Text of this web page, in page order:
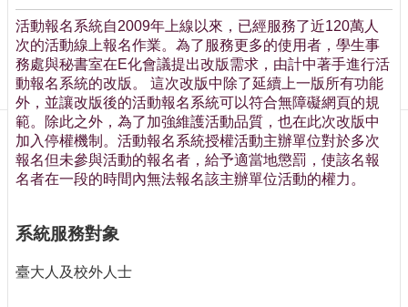
中
首
頁
聯
絡
資
訊
訂
閱/
網
導
活動報名系統自2009年上線以來，已經服務了近120萬人
次的活動線上報名作業。為了服務更多的使用者，學生事
務處與秘書室在E化會議提出改版需求，由計中著手進行活
動報名系統的改版。 這次改版中除了延續上一版所有功能
外，並讓改版後的活動報名系統可以符合無障礙網頁的規
範。除此之外，為了加強維護活動品質，也在此次改版中
加入停權機制。活動報名系統授權活動主辦單位對於多次
報名但未參與活動的報名者，給予適當地懲罰，使該名報
名者在一段的時間內無法報名該主辦單位活動的權力。
系統服務對象
臺大人及校外人士